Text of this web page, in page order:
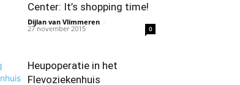
Center: It’s shopping time!
Dijlan van Vlimmeren -
27 november 2015 0
Heupoperatie in het
Flevoziekenhuis